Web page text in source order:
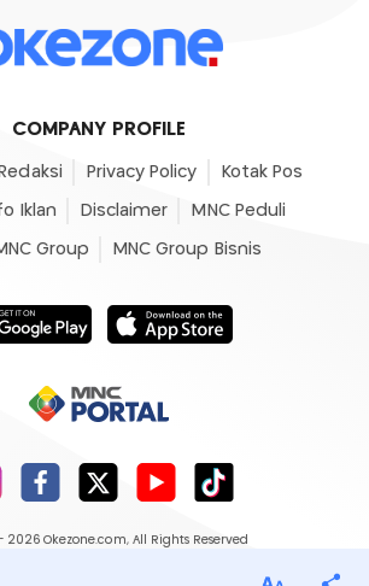
COMPANY PROFILE
Redaksi Privacy Policy Kotak Pos
Iklan Disclaimer MNC Peduli
Group MNC Group Bisnis
2026 Okezone.com, All Rights Reserved